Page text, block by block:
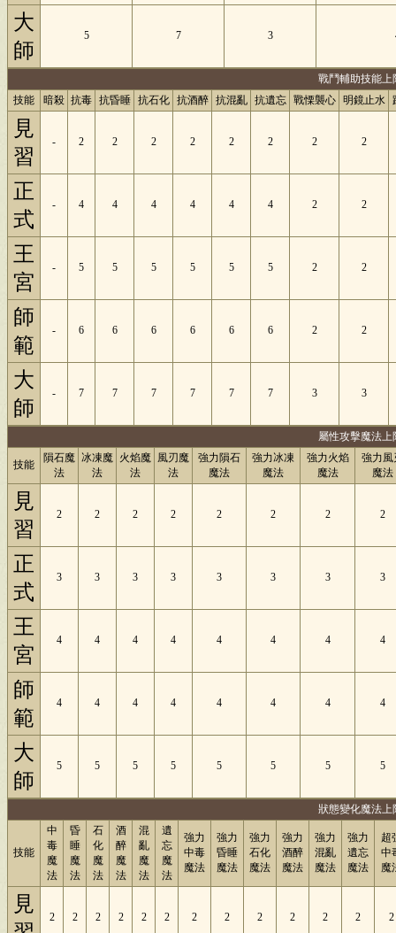
大
師
5 7 3
戰鬥輔助技能上
技能
暗殺 抗毒 抗昏睡 抗石化 抗酒醉 抗混亂 抗遺忘 戰慄襲心 明鏡止水
見
習
- 2 2 2 2 2 2 2 2
正
式
- 4 4 4 4 4 4 2 2
王
宮
- 5 5 5 5 5 5 2 2
師
範
- 6 6 6 6 6 6 2 2
大
師
- 7 7 7 7 7 7 3 3
屬性攻擊魔法上
技能
隕石魔
法
冰凍魔
法
火焰魔
法
風刃魔
法
強力隕石
魔法
強力冰凍
魔法
強力火焰
魔法
強力風
魔法
見
習
2 2 2 2 2 2 2 2
正
式
3 3 3 3 3 3 3 3
王
宮
4 4 4 4 4 4 4 4
師
範
4 4 4 4 4 4 4 4
大
師
5 5 5 5 5 5 5 5
狀態變化魔法上
技能
中
毒
魔
法
昏
睡
魔
法
石
化
魔
法
酒
醉
魔
法
混
亂
魔
法
遺
忘
魔
法
強力
中毒
魔法
強力
昏睡
魔法
強力
石化
魔法
強力
酒醉
魔法
強力
混亂
魔法
強力
遺忘
魔法
超
中
魔
見
2 2 2 2 2 2 2 2 2 2 2 2 2